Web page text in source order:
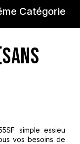
Catégorie
simple essieu
vos besoins de